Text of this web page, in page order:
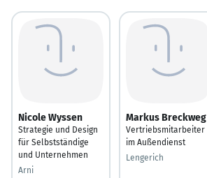
Nicole Wyssen
Strategie und Design
für Selbstständige
und Unternehmen
Arni
Markus Breckweg
Vertriebsmitarbeiter
im Außendienst
Lengerich